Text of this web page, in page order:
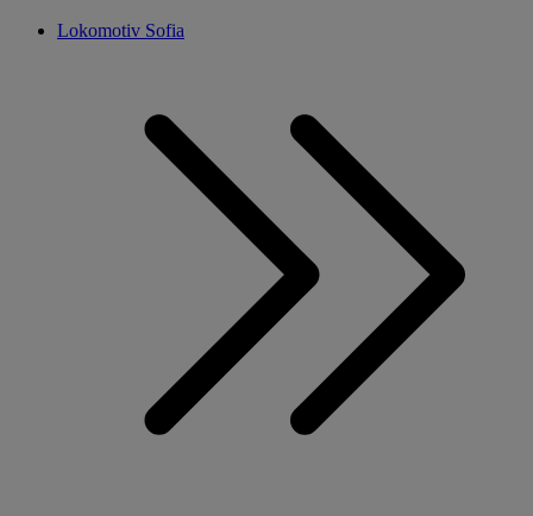
Lokomotiv Sofia